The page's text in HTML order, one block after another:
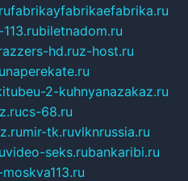
fabrikayfabrikaefabrika.ru
biletnadom.ru
hd.ruz-host.ru
naperekate.ru
2-kuhnyanazakaz.ru
cs-68.ru
mir-tk.ruvlknrussia.ru
video-seks.rubankaribi.ru